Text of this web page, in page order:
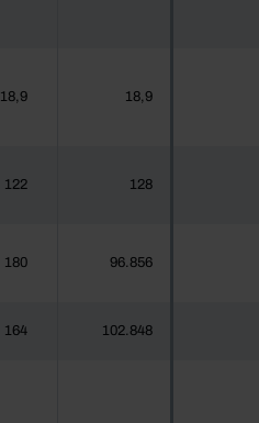
18,9 18,9
122 128
180 96.856
164 102.848